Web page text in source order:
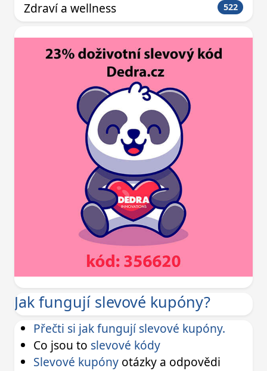
Zdraví a wellness 522
Jak fungují slevové kupóny?
Přečti si jak fungují slevové kupóny.
Co jsou to slevové kódy
Slevové kupóny otázky a odpovědi